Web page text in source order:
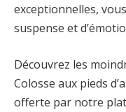
exceptionnelles,
suspense et
Découvrez les
Colosse aux pieds
offerte par notre